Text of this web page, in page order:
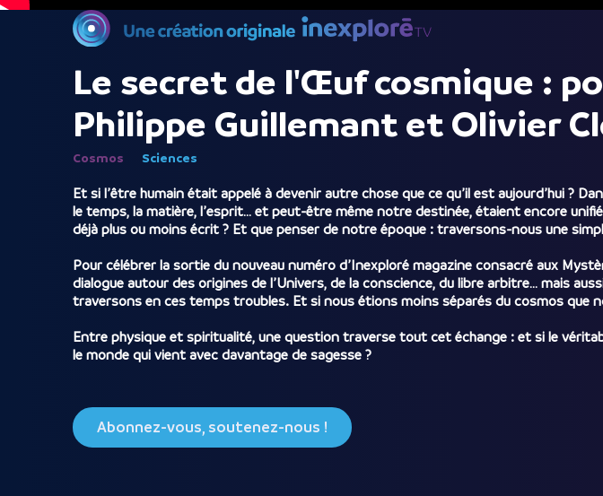
Le secret de l'Œuf cosmique :
Philippe Guillemant et Olivier
Cosmos Sciences
Et si l’être humain était appelé à devenir autre chose que ce qu’il est aujourd’hui ?
le temps, la matière, l’esprit… et peut-être même notre destinée, étaient encore
déjà plus ou moins écrit ? Et que penser de notre époque : traversons-nous une
Pour célébrer la sortie du nouveau numéro d’Inexploré magazine consacré aux
dialogue autour des origines de l’Univers, de la conscience, du libre arbitre… mais
traversons en ces temps troubles. Et si nous étions moins séparés du cosmos que
Entre physique et spiritualité, une question traverse tout cet échange : et si le
le monde qui vient avec davantage de sagesse ?
Abonnez-vous, soutenez-nous !